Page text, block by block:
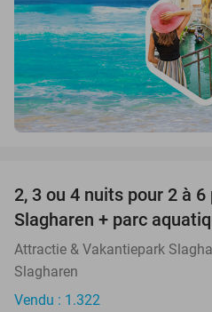
2, 3 ou 4 nuits pour 2 à
Slagharen + parc
Attractie & Vakantiepark
Slagharen
Vendu : 1.322